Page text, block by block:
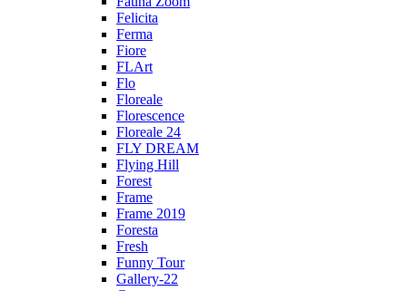
Felicita
Ferma
Fiore
FLArt
Flo
Floreale
Florescence
Floreale 24
FLY DREAM
Flying Hill
Forest
Frame
Frame 2019
Foresta
Fresh
Funny Tour
Gallery-22